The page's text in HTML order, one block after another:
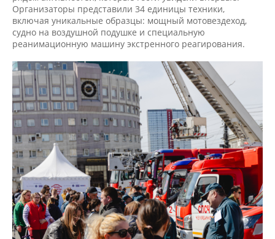
Организаторы представили 34 единицы техники,
включая уникальные образцы: мощный мотовездеход,
судно на воздушной подушке и специальную
реанимационную машину экстренного реагирования.